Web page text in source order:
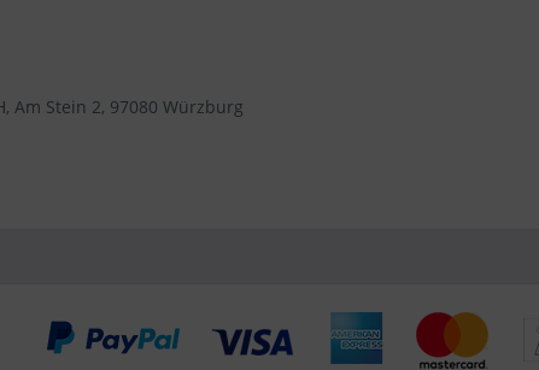
Am Stein 2, 97080 Würzburg